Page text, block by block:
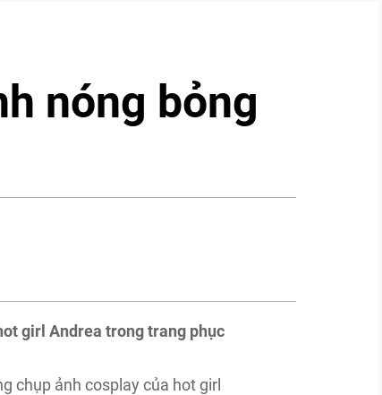
nóng bỏng
girl Andrea trong trang phục
chụp ảnh cosplay của hot girl